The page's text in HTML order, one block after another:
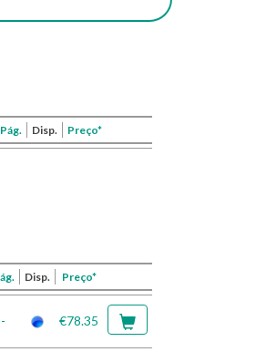
Pág. Disp. Preço*
Disp. Preço*
- €78.35